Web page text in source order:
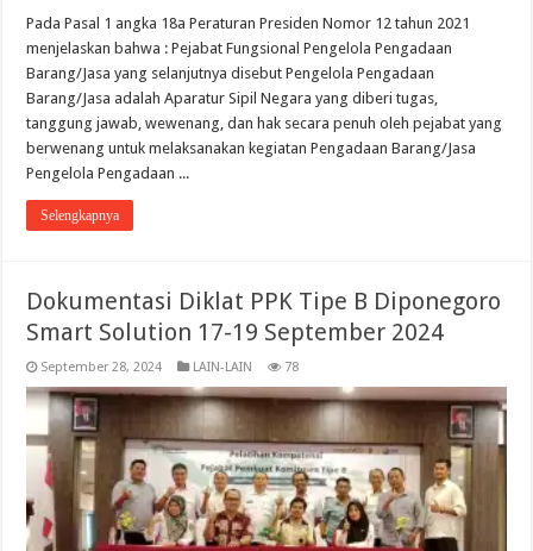
Pada Pasal 1 angka 18a Peraturan Presiden Nomor 12 tahun 2021
menjelaskan bahwa : Pejabat Fungsional Pengelola Pengadaan
Barang/Jasa yang selanjutnya disebut Pengelola Pengadaan
Barang/Jasa adalah Aparatur Sipil Negara yang diberi tugas,
tanggung jawab, wewenang, dan hak secara penuh oleh pejabat yang
berwenang untuk melaksanakan kegiatan Pengadaan Barang/Jasa
Pengelola Pengadaan ...
Selengkapnya
Dokumentasi Diklat PPK Tipe B Diponegoro
Smart Solution 17-19 September 2024
September 28, 2024 LAIN-LAIN 78